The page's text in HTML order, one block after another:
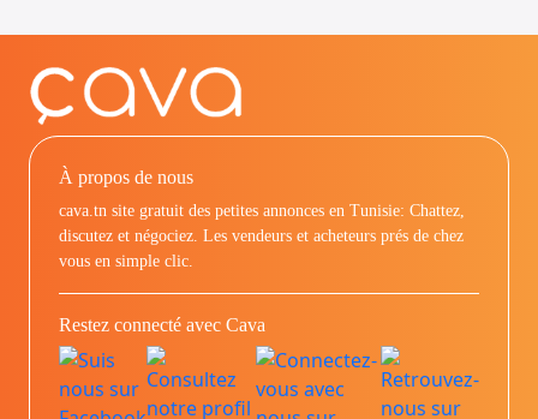
À propos de nous
cava.tn site gratuit des petites annonces en Tunisie: Chattez,
discutez et négociez. Les vendeurs et acheteurs prés de chez
vous en simple clic.
Restez connecté avec Cava